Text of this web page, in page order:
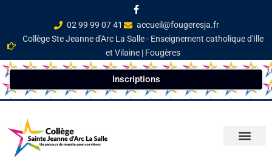
02 99 99 07 41
accueil@fougeresja.fr
Collège Ste Jeanne d'Arc La Salle - Enseignement catholique d'Ille
et Vilaine | Fougères
Inscriptions